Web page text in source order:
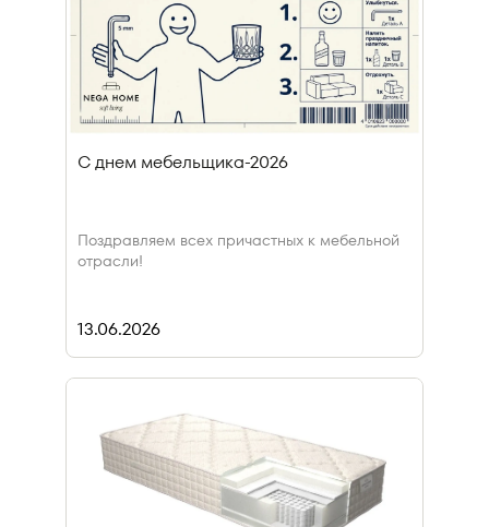
С днем мебельщика-2026
Поздравляем всех причастных к мебельной
отрасли!
13.06.2026